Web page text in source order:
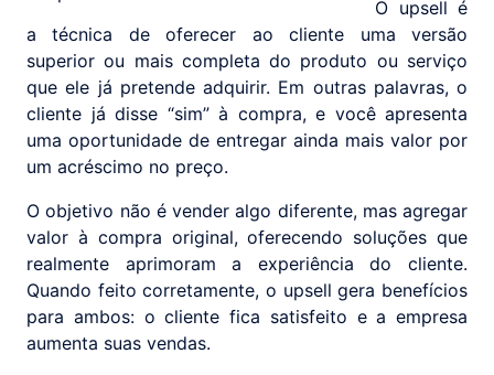
O upsell é
a técnica de oferecer ao cliente uma versão
superior ou mais completa do produto ou serviço
que ele já pretende adquirir. Em outras palavras, o
cliente já disse “sim” à compra, e você apresenta
uma oportunidade de entregar ainda mais valor por
um acréscimo no preço.
O objetivo não é vender algo diferente, mas agregar
valor à compra original, oferecendo soluções que
realmente aprimoram a experiência do cliente.
Quando feito corretamente, o upsell gera benefícios
para ambos: o cliente fica satisfeito e a empresa
aumenta suas vendas.